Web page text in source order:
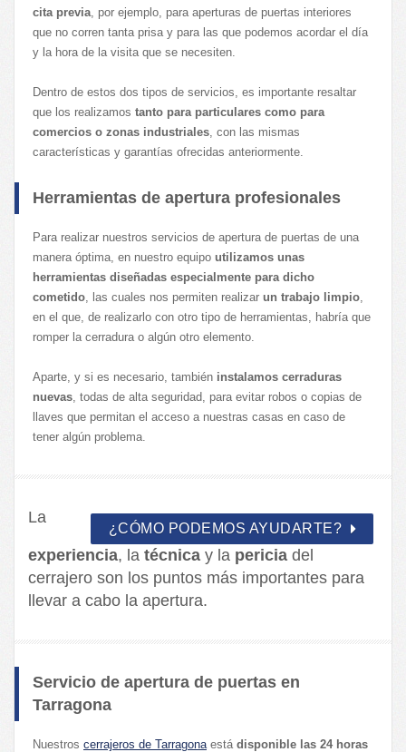
cita previa , por ejemplo, para aperturas de puertas interiores
que no corren tanta prisa y para las que podemos acordar el día
y la hora de la visita que se necesiten.
Dentro de estos dos tipos de servicios, es importante resaltar
que los realizamos tanto para particulares como para
comercios o zonas industriales , con las mismas
características y garantías ofrecidas anteriormente.
Herramientas de apertura profesionales
Para realizar nuestros servicios de apertura de puertas de una
manera óptima, en nuestro equipo utilizamos unas
herramientas diseñadas especialmente para dicho
cometido , las cuales nos permiten realizar un trabajo limpio
en el que, de realizarlo con otro tipo de herramientas, habría que
romper la cerradura o algún otro elemento.
Aparte, y si es necesario, también instalamos cerraduras
nuevas , todas de alta seguridad, para evitar robos o copias de
llaves que permitan el acceso a nuestras casas en caso de
tener algún problema.
¿CÓMO PODEMOS AYUDARTE?
La
experiencia, la técnica y la pericia del
cerrajero son los puntos más importantes para
llevar a cabo la apertura.
Servicio de apertura de puertas en
Tarragona
Nuestros cerrajeros de Tarragona está disponible las 24 horas